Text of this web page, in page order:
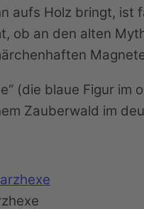
aufs Holz bringt, ist
ob an den alten
(die blaue Figur
Zauberwald im